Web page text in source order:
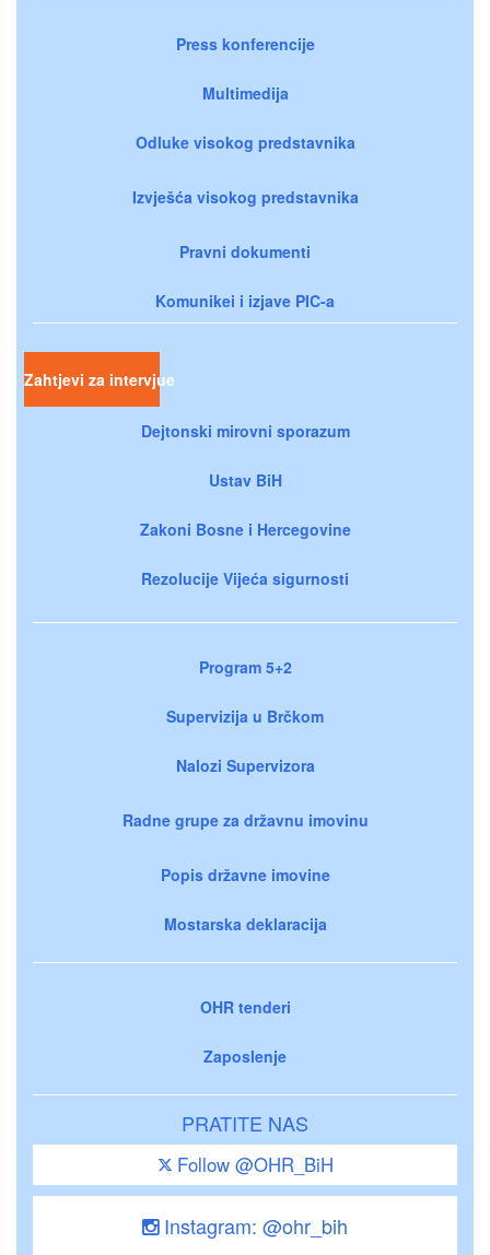
Press konferencije
Multimedija
Odluke visokog predstavnika
Izvješća visokog predstavnika
Pravni dokumenti
Komunikei i izjave PIC-a
Zahtjevi za intervjue
Dejtonski mirovni sporazum
Ustav BiH
Zakoni Bosne i Hercegovine
Rezolucije Vijeća sigurnosti
Program 5+2
Supervizija u Brčkom
Nalozi Supervizora
Radne grupe za državnu imovinu
Popis državne imovine
Mostarska deklaracija
OHR tenderi
Zaposlenje
PRATITE NAS
Follow @OHR_BiH
Instagram: @ohr_bih